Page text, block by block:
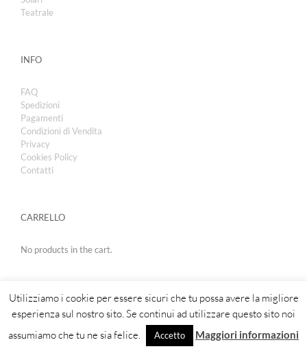
Teatrale
INFO
FAQ
Spedizioni
Pagamenti
Condizioni di Vendita
Privacy
Cookies Policy
Contatti
CARRELLO
No products in the cart.
Copyright 2019 | Royal Cosmetic
Utilizziamo i cookie per essere sicuri che tu possa avere la migliore
esperienza sul nostro sito. Se continui ad utilizzare questo sito noi
assumiamo che tu ne sia felice.
Accetto Maggiori informazioni